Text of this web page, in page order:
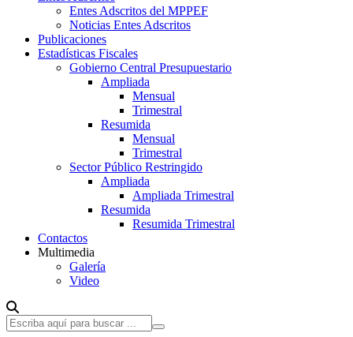
Entes Adscritos del MPPEF
Noticias Entes Adscritos
Publicaciones
Estadísticas Fiscales
Gobierno Central Presupuestario
Ampliada
Mensual
Trimestral
Resumida
Mensual
Trimestral
Sector Público Restringido
Ampliada
Ampliada Trimestral
Resumida
Resumida Trimestral
Contactos
Multimedia
Galería
Video